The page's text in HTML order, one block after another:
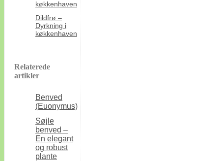
køkkenhaven
Dildfrø –
Dyrkning i
køkkenhaven
Relaterede
artikler
Benved
(Euonymus)
Søjle
benved –
En elegant
og robust
plante